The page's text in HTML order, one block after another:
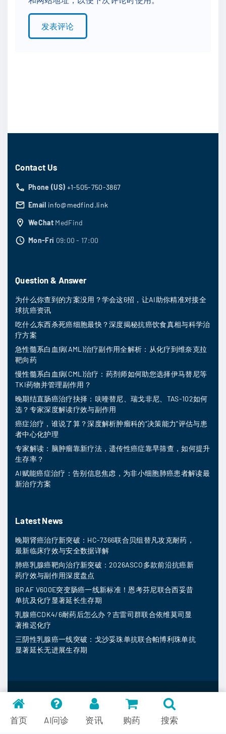
l
Contact Us
Phone (US) +1-505-750-3867
Email info@medfind.link
WeChat MedFind
Mon-Fri 09:00 - 17:00
Question & Answer
为什么你查到的方案没用？学会这6招，让AI助你精准对接全
球抗癌资讯
吃什么东西杀死癌细胞最快？深度揭秘抗癌饮食真相与科学治
疗方案
急性髓系白血病(AML)治疗副作用全解析：从化疗到维奈克拉
靶向药
慢性髓系白血病(CML)治疗：药剂师如何助您选择伊马替尼等
TKI药物并管理副作用？
晚期结直肠癌治疗抉择：呋喹替尼、瑞戈非尼、TAS-102如何
选？专家深度解读疗效与副作用
癌症治疗，谁说了算？深度解析肿瘤科的“决策能力”评估与患
者中心化护理
专家解读：脑肿瘤靠新疗法，遗传性癌症靠早筛查，如何提升
生存率？
AI赋能癌症治疗：告别信息焦虑，为非小细胞肺癌患者解读最
新治疗方案
Latest News
晚期肾癌治疗新突破：HC-7366联合贝组替凡攻克耐药，
最新临床疗效与安全数据详解
肺癌乳腺癌靶向治疗新突破：2026ASCO多款前沿抗癌新
药疗效与副作用深度盘点
BRAF V600E突变肠癌一线新标准！恩考芬尼联合西妥昔
单抗及化疗显著延长生存期
乳腺癌CDK4/6耐药后怎么办？吉雷司群联合依维莫司显
著推迟化疗
三阴性乳腺癌一线突破：戈沙妥珠单抗联合帕博利珠单抗
显著延长无进展生存期
MedFind © 2026
首页 AI问诊 资讯 购药 搜索